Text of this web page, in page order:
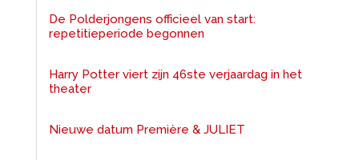
De Polderjongens officieel van start:
repetitieperiode begonnen
Harry Potter viert zijn 46ste verjaardag in het
theater
Nieuwe datum Première & JULIET